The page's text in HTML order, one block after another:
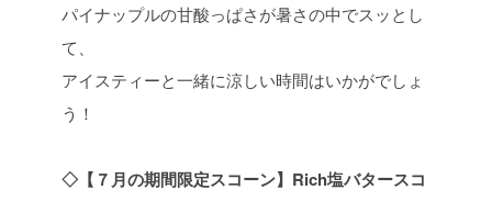
パイナップルの甘酸っぱさが暑さの中でスッとし
て、
アイスティーと一緒に涼しい時間はいかがでしょ
う！
◇【７月の期間限定スコーン】Rich塩バタースコ